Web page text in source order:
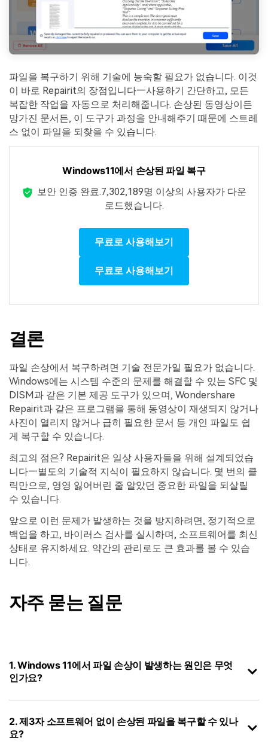
파일을 복구하기 위해 기술에 능숙할 필요가 없습니다. 이것
이 바로 Repairit의 장점입니다—사용하기 간단하고, 모든
복잡한 작업을 자동으로 처리해줍니다. 손상된 동영상이든
망가진 문서든, 이 도구가 과정을 안내해주기 때문에 스트레
스 없이 파일을 되찾을 수 있습니다.
Windows11에서 손상된 파일 복구
보안 인증 완료.7,302,189명 이상의 사용자가 다운
로드했습니다.
무료로 사용해보기
무료로 사용해보기
결론
파일 손상에서 복구하려면 기술 전문가일 필요가 없습니다.
Windows에는 시스템 수준의 문제를 해결할 수 있는 SFC 및
DISM과 같은 기본 제공 도구가 있으며, Wondershare
Repairit과 같은 프로그램을 통해 동영상이 재생되지 않거나
사진이 열리지 않거나 급히 필요한 문서 등 개인 파일도 쉽
게 복구할 수 있습니다.
최고의 점은? Repairit은 일상 사용자들을 위해 설계되었습
니다—별도의 기술적 지식이 필요하지 않습니다. 몇 번의 클
릭만으로, 영영 잃어버린 줄 알았던 중요한 파일을 되살릴
수 있습니다.
앞으로 이런 문제가 발생하는 것을 방지하려면, 정기적으로
백업을 하고, 바이러스 검사를 실시하며, 소프트웨어를 최신
상태로 유지하세요. 약간의 관리로도 큰 효과를 볼 수 있습
니다.
자주 묻는 질문
1. Windows 11에서 파일 손상이 발생하는 원인은 무엇
인가요?
2. 제3자 소프트웨어 없이 손상된 파일을 복구할 수 있나
요?